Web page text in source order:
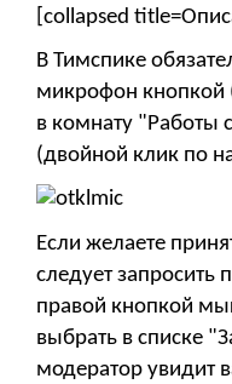
[collapsed
В Тимспике
микрофон кнопкой
в комнату "Работы
(двойной клик по
Если желаете
следует запросить
правой кнопкой
выбрать в списке
модератор увидит